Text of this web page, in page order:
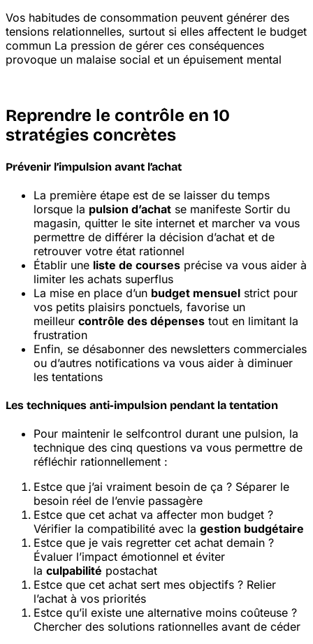
Vos habitudes de consommation peuvent générer des
tensions relationnelles, surtout si elles affectent le budget
commun La pression de gérer ces conséquences
provoque un malaise social et un épuisement mental
Reprendre le contrôle en 10
stratégies concrètes
Prévenir l’impulsion avant l’achat
La première étape est de se laisser du temps
lorsque la pulsion d’achat se manifeste Sortir du
magasin, quitter le site internet et marcher va vous
permettre de différer la décision d’achat et de
retrouver votre état rationnel
Établir une liste de courses précise va vous aider à
limiter les achats superflus
La mise en place d’un budget mensuel strict pour
vos petits plaisirs ponctuels, favorise un
meilleur contrôle des dépenses tout en limitant la
frustration
Enfin, se désabonner des newsletters commerciales
ou d’autres notifications va vous aider à diminuer
les tentations
Les techniques anti-impulsion pendant la tentation
Pour maintenir le selfcontrol durant une pulsion, la
technique des cinq questions va vous permettre de
réfléchir rationnellement :
Estce que j’ai vraiment besoin de ça ? Séparer le
besoin réel de l’envie passagère
Estce que cet achat va affecter mon budget ?
Vérifier la compatibilité avec la gestion budgétaire
Estce que je vais regretter cet achat demain ?
Évaluer l’impact émotionnel et éviter
la culpabilité postachat
Estce que cet achat sert mes objectifs ? Relier
l’achat à vos priorités
Estce qu’il existe une alternative moins coûteuse ?
Chercher des solutions rationnelles avant de céder